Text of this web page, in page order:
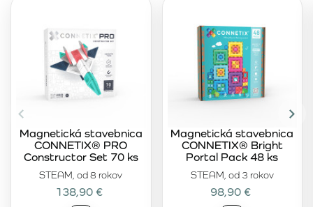
STEAM, od 8 rokov
Magnetická stavebnica
CONNETIX® PRO
Constructor Set 70 ks
138,90 €
STEAM, od 3 rokov
Magnetická stavebnica
CONNETIX® Bright
Portal Pack 48 ks
98,90 €